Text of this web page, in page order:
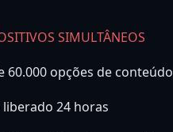
SIMULTÂNEOS
60.000 opções de conteúdo
liberado 24 horas